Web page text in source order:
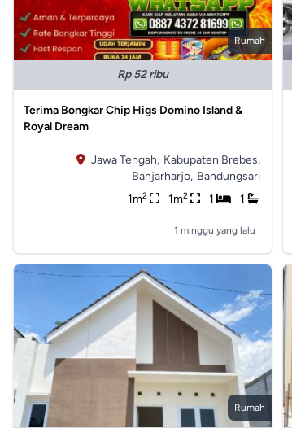
Rumah
Rp 52 ribu
Terima Bongkar Chip Higs Domino Island &
Royal Dream
Jawa Tengah, Kabupaten Brebes,
Banjarharjo, Bandungsari
1m2 1m2 1 1
1 minggu yang lalu
Rumah